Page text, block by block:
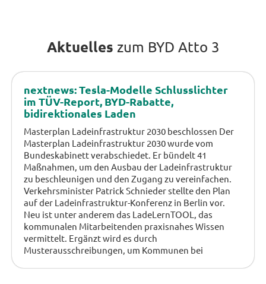
Aktuelles zum BYD Atto 3
nextnews: Tesla-Modelle Schlusslichter
im TÜV-Report, BYD-Rabatte,
bidirektionales Laden
Masterplan Ladeinfrastruktur 2030 beschlossen Der
Masterplan Ladeinfrastruktur 2030 wurde vom
Bundeskabinett verabschiedet. Er bündelt 41
Maßnahmen, um den Ausbau der Ladeinfrastruktur
zu beschleunigen und den Zugang zu vereinfachen.
Verkehrsminister Patrick Schnieder stellte den Plan
auf der Ladeinfrastruktur-Konferenz in Berlin vor.
Neu ist unter anderem das LadeLernTOOL, das
kommunalen Mitarbeitenden praxisnahes Wissen
vermittelt. Ergänzt wird es durch
Musterausschreibungen, um Kommunen bei